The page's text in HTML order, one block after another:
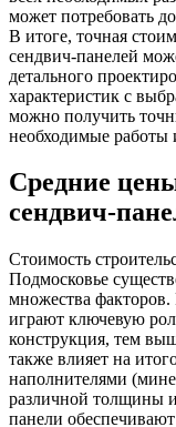
может потребовать
В итоге, точная
сендвич-панелей
детального
характеристик с
можно получить
необходимые работы
Средние
сендвич-
Стоимость
Подмосковье
множества
играют ключевую
конструкция, тем
также влияет на
наполнителями
различной толщины
панели